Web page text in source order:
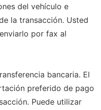
del vehículo e
la transacción. Usted
por fax al
bancaria. El
preferido de pago
Puede utilizar